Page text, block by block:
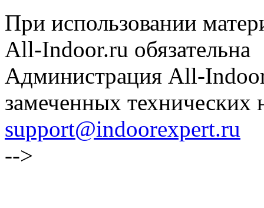
При использовании
All-Indoor.ru обязательна
Администрация All-
замеченных технических
support@indoorexpert.ru
-->